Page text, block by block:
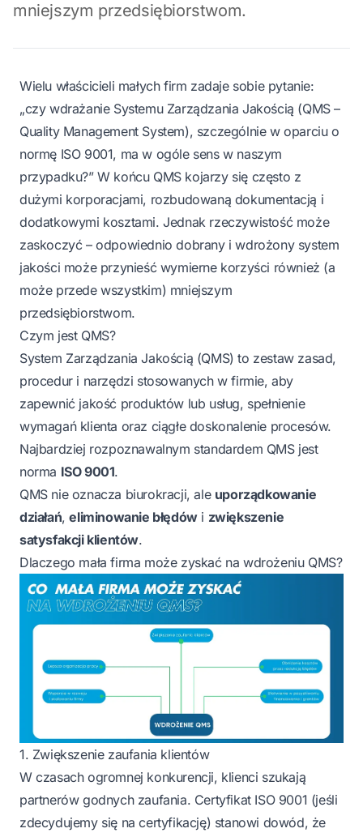
mniejszym przedsiębiorstwom.
Wielu właścicieli małych firm zadaje sobie pytanie:
„czy wdrażanie Systemu Zarządzania Jakością (QMS –
Quality Management System), szczególnie w oparciu o
normę ISO 9001, ma w ogóle sens w naszym
przypadku?” W końcu QMS kojarzy się często z
dużymi korporacjami, rozbudowaną dokumentacją i
dodatkowymi kosztami. Jednak rzeczywistość może
zaskoczyć – odpowiednio dobrany i wdrożony system
jakości może przynieść wymierne korzyści również (a
może przede wszystkim) mniejszym
przedsiębiorstwom.
Czym jest QMS?
System Zarządzania Jakością (QMS) to zestaw zasad,
procedur i narzędzi stosowanych w firmie, aby
zapewnić jakość produktów lub usług, spełnienie
wymagań klienta oraz ciągłe doskonalenie procesów.
Najbardziej rozpoznawalnym standardem QMS jest
norma ISO 9001.
QMS nie oznacza biurokracji, ale uporządkowanie
działań,eliminowanie błędówi zwiększenie
satysfakcji klientów.
Dlaczego mała firma może zyskać na wdrożeniu QMS?
1. Zwiększenie zaufania klientów
W czasach ogromnej konkurencji, klienci szukają
partnerów godnych zaufania. Certyfikat ISO 9001 (jeśli
zdecydujemy się na certyfikację) stanowi dowód, że